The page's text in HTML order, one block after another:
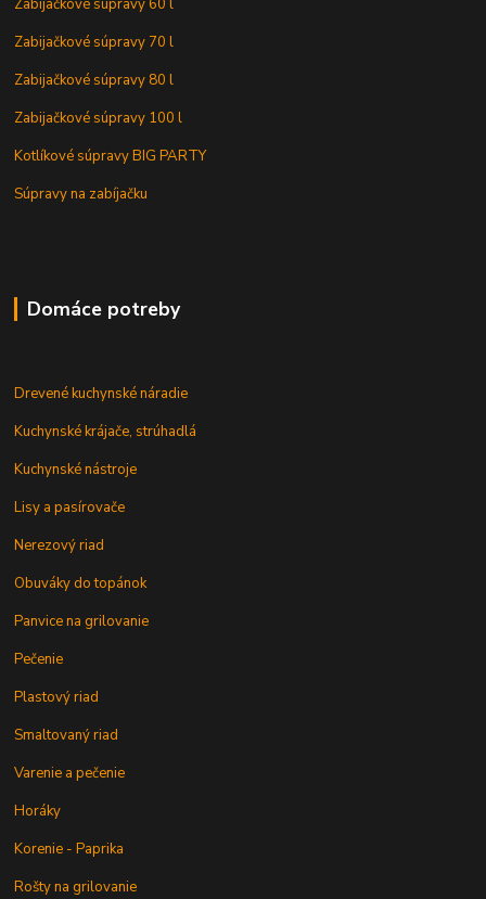
Zabijačkové súpravy 60 l
Zabijačkové súpravy 70 l
Zabijačkové súpravy 80 l
Zabijačkové súpravy 100 l
Kotlíkové súpravy BIG PARTY
Súpravy na zabíjačku
Domáce potreby
Drevené kuchynské náradie
Kuchynské krájače, strúhadlá
Kuchynské nástroje
Lisy a pasírovače
Nerezový riad
Obuváky do topánok
Panvice na grilovanie
Pečenie
Plastový riad
Smaltovaný riad
Varenie a pečenie
Horáky
Korenie - Paprika
Rošty na grilovanie